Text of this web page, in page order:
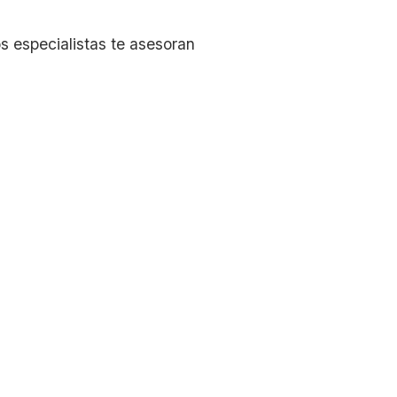
especialistas te asesoran